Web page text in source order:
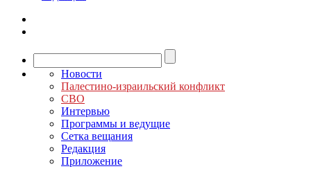
Новости
Палестино-израильский конфликт
СВО
Интервью
Программы и ведущие
Сетка вещания
Редакция
Приложение